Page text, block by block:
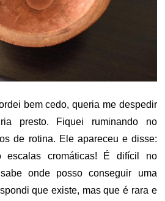
bem cedo, queria me despedir
presto. Fiquei ruminando no
de rotina. Ele apareceu e disse:
escalas cromáticas! É difícil no
onde posso conseguir uma
que existe, mas que é rara e